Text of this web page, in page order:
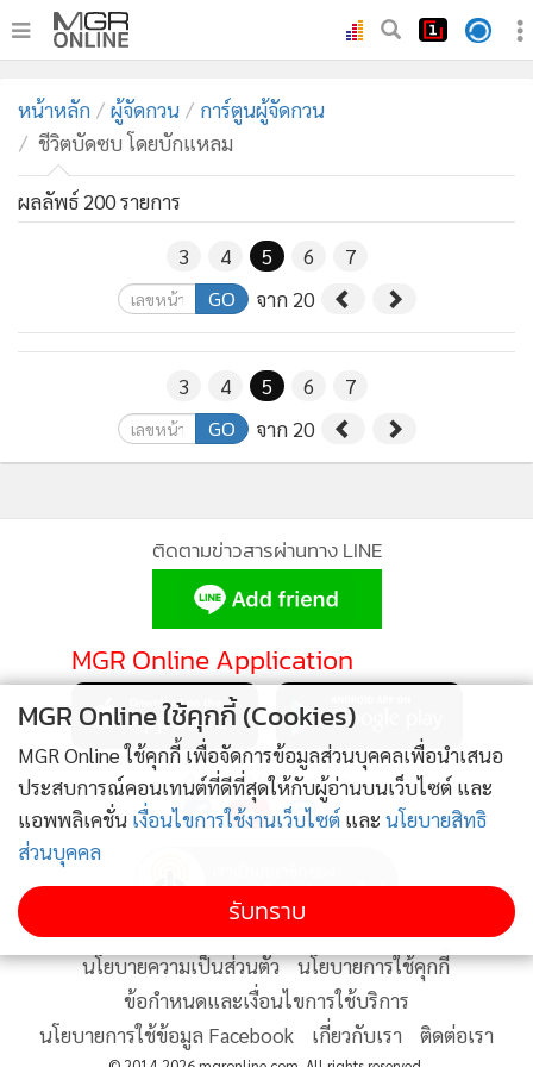
ทันเหตุการณ์
ภาคใต้
• ภูมิภาค
ผู้จัดการรายวัน
• คอลัมนิสต์
CbizReview
• Cyber BIZ
Green Innovation & SD
• Infographic
• การเมือง
• ท่องเที่ยว
• กีฬา
• ต่างประเทศ
• Special Scoop
•
• จีน
ชุมชน-คุณภาพชีวิต
อาชญากรรม
Motoring
หน้าหลัก ผู้จัดกวน
การ์ตูนผู้จัดกวน
ชีวิตบัดซบ โดยบักแหลม
ผลลัพธ์ 200 รายการ
3 4 5 6 7
GO จาก 20
3 4 5 6 7
GO จาก 20
ติดตามข่าวสารผ่านทาง LINE
MGR Online Application
ติดตาม MGR Online
นโยบายความเป็นส่วนตัว
นโยบายการใช้คุกกี้
ข้อกำหนดและเงื่อนไขการใช้บริการ
นโยบายการใช้ข้อมูล Facebook
เกี่ยวกับเรา ติดต่อเรา
MGR Online ใช้คุกกี้ (Cookies)
MGR Online ใช้คุกกี้ เพื่อจัดการข้อมูลส่วนบุคคลเพื่อนำเสนอ
ประสบการณ์คอนเทนต์ที่ดีที่สุดให้กับผู้อ่านบนเว็บไซต์ และ
แอพพลิเคชั่น เงื่อนไขการใช้งานเว็บไซต์ และ นโยบายสิทธิ
ส่วนบุคคล
รับทราบ